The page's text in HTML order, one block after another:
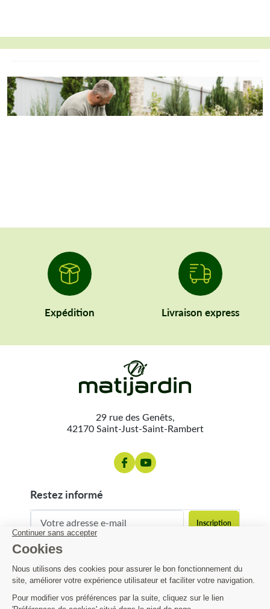
Expédition Livraison express
29 rue des Genêts,
42170 Saint-Just-Saint-Rambert
restez informé
contact@matijardin.fr 04 81 120 120
Matijardin